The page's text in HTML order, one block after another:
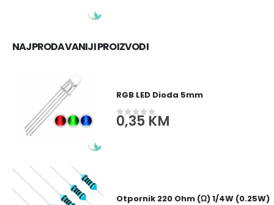
NAJPRODAVANIJI PROIZVODI
RGB LED Dioda 5mm
0out of 5
0,35KM
Otpornik 220 Ohm (Ω) 1/4W (0.25W)